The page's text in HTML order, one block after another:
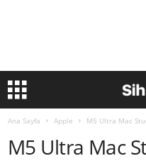
Ana Sayfa Apple M5 Ultra Mac
M5 Ultra Mac